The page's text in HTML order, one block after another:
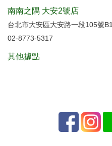
南南之隅 大安2號店
台北市大安區大安路一段105號B1
02-8773-5317
其他據點